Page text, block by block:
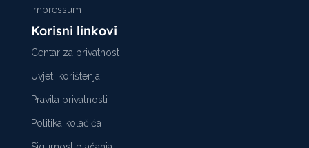
Impressum
Korisni linkovi
Centar za privatnost
Uvjeti korištenja
Pravila privatnosti
Politika kolačića